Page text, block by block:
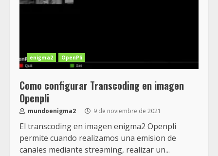
enigma2 OpenPli
Como configurar Transcoding en imagen
Openpli
mundoenigma2 9 de noviembre de 2021
El transcoding en imagen enigma2 Openpli
permite cuando realizamos una emision de
canales mediante streaming, realizar un...